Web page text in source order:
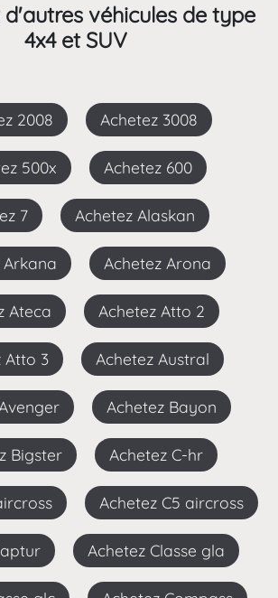
d'autres véhicules de type
4x4 et SUV
2008 Achetez 3008
500x Achetez 600
7 Achetez Alaskan
Arkana Achetez Arona
Ateca Achetez Atto 2
Atto 3 Achetez Austral
Achetez Bayon
Bigster Achetez C-hr
Achetez C5 aircross
Achetez Classe gla